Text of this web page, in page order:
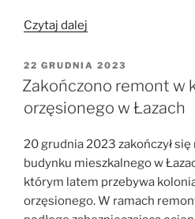
Czytaj dalej
budek
szczelinowych”
OPUBLIKOWANE
W
22 GRUDNIA 2023
Zakończono remont w
orzęsionego w Łazach
20 grudnia 2023 zakończył
budynku mieszkalnego w
którym latem przebywa
orzęsionego. W ramach